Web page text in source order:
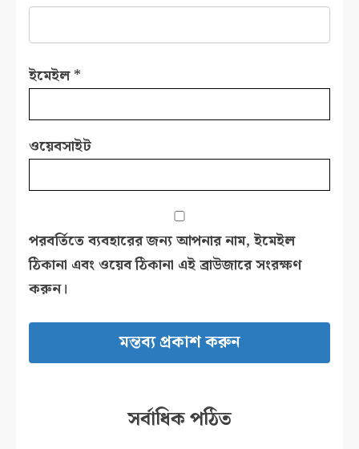
ইমেইল*
ওয়েবসাইট
পরবর্তিতে ব্যবহারের জন্য আপনার নাম, ইমেইল
ঠিকানা এবং ওয়েব ঠিকানা এই ব্রাউজারে সংরক্ষণ
করুন।
সর্বাধিক পঠিত